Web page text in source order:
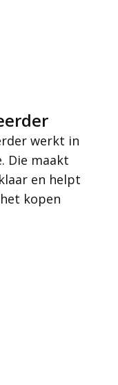
werkt in
Die maakt
en helpt
kopen